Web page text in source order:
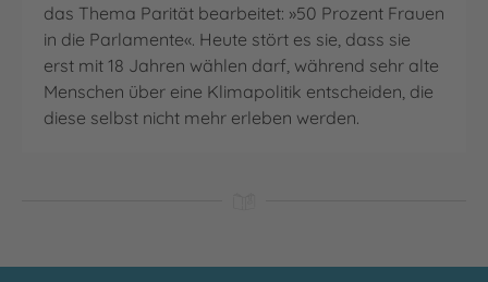
das Thema Parität bearbeitet: »50 Prozent Frauen
in die Parlamente«. Heute stört es sie, dass sie
erst mit 18 Jahren wählen darf, während sehr alte
Menschen über eine Klimapolitik entscheiden, die
diese selbst nicht mehr erleben werden.